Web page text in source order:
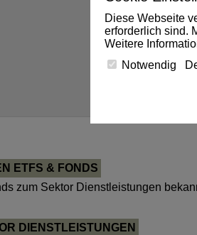
Diese Webseite
erforderlich sind.
Weitere
Notwendig
ETFS & FONDS
zum Sektor Dienstleistungen
DIENSTLEISTUNGEN